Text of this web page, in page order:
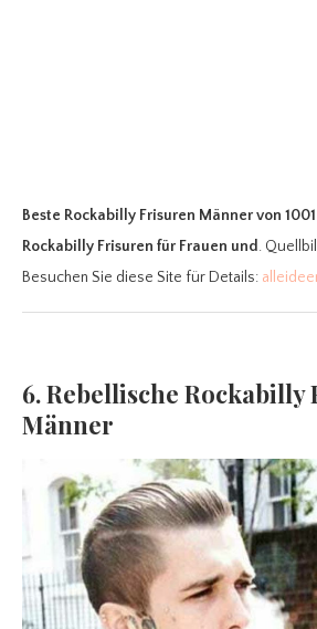
Beste Rockabilly Frisuren Männervon
Rockabilly Frisuren für Frauen und.
Besuchen Sie diese Site für Details:
6. Rebellische
Männer